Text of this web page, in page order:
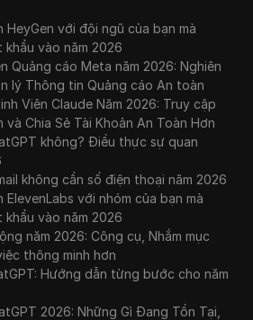
HeyGen với đội ngũ của bạn mà
khẩu vào năm 2026
Quảng cáo Meta năm 2026: Nghiên
lý Thông tin Quảng cáo An toàn
Viên Claude Năm 2026: Truy cập
Chia Sẻ Tài Khoản An Toàn Hơn
không? Điều thực sự quan
không cần số điện thoại năm 2026
ElevenLabs với nhóm của bạn mà
khẩu vào năm 2026
năm 2026: Công cụ, Nhắm mục
thông minh hơn
Hướng dẫn từng bước cho năm
2026: Những Gì Đang Tồn Tại,